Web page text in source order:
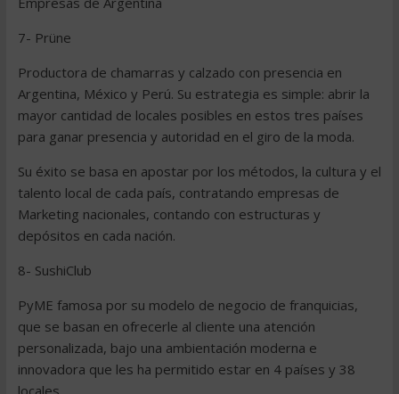
7- Prüne
Productora de chamarras y calzado con presencia en
Argentina, México y Perú. Su estrategia es simple: abrir la
mayor cantidad de locales posibles en estos tres países
para ganar presencia y autoridad en el giro de la moda.
Su éxito se basa en apostar por los métodos, la cultura y el
talento local de cada país, contratando empresas de
Marketing nacionales, contando con estructuras y
depósitos en cada nación.
8- SushiClub
PyME famosa por su modelo de negocio de franquicias,
que se basan en ofrecerle al cliente una atención
personalizada, bajo una ambientación moderna e
innovadora que les ha permitido estar en 4 países y 38
locales.